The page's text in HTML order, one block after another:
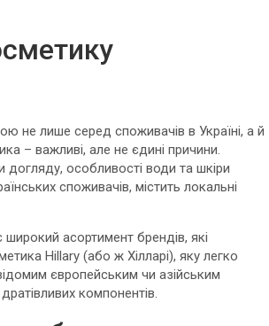
не лише серед споживачів в Україні, а й
– важливі, але не єдині причини.
догляду, особливості води та шкіри
споживачів, містить локальні
асортимент брендів, які
Hillary (або ж Хілларі), яку легко
європейським чи азійським
компонентів.